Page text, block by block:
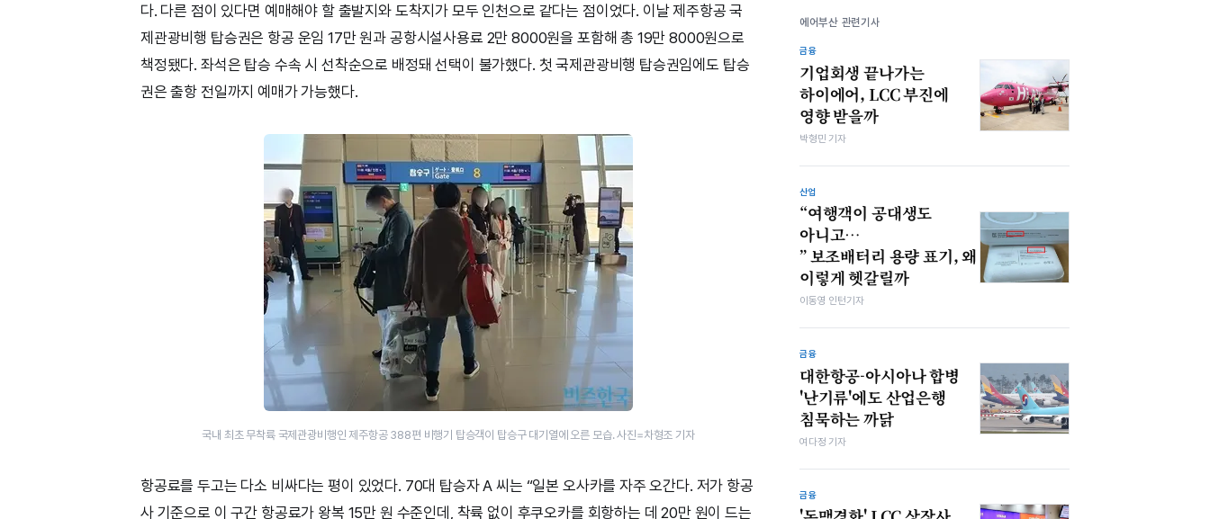
다. 다른 점이 있다면 예매해야 할 출발지와 도착지가 모두 인천으로 같다는 점이었다. 이날 제주항공 국
제관광비행 탑승권은 항공 운임 17만 원과 공항시설사용료 2만 8000원을 포함해 총 19만 8000원으로
책정됐다. 좌석은 탑승 수속 시 선착순으로 배정돼 선택이 불가했다. 첫 국제관광비행 탑승권임에도 탑승
권은 출항 전일까지 예매가 가능했다.
국내 최초 무착륙 국제관광비행인 제주항공 388편 비행기 탑승객이 탑승구 대기열에 오른 모습. 사진=차형조 기자
항공료를 두고는 다소 비싸다는 평이 있었다. 70대 탑승자 A 씨는 “일본 오사카를 자주 오간다. 저가 항공
사 기준으로 이 구간 항공료가 왕복 15만 원 수준인데, 착륙 없이 후쿠오카를 회항하는 데 20만 원이 드는
에어부산 관련기사
금융
기업회생 끝나가는
하이에어, LCC 부진에
영향 받을까
박형민 기자
산업
“여행객이 공대생도
아니고…
” 보조배터리 용량 표기, 왜
이렇게 헷갈릴까
이동영 인턴기자
금융
대한항공-아시아나 합병
'난기류'에도 산업은행
침묵하는 까닭
여다정 기자
금융